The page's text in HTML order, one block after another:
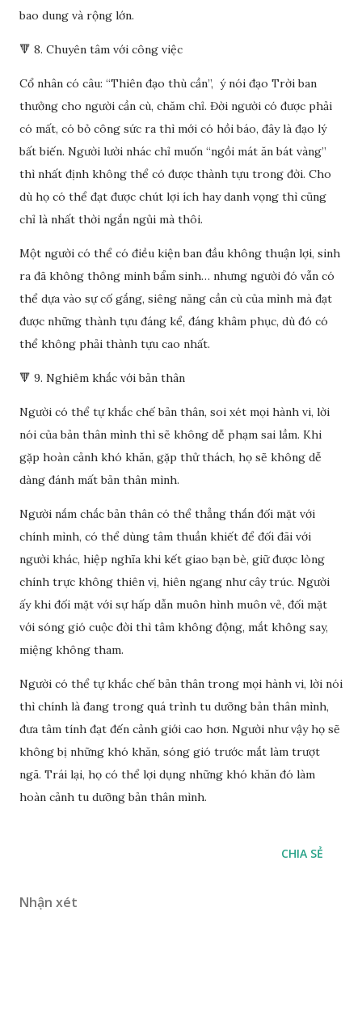
bao dung và rộng lớn.
🔻 8. Chuyên tâm với công việc
Cổ nhân có câu: “Thiên đạo thù cần”, ý nói đạo Trời ban
thưởng cho người cần cù, chăm chỉ. Đời người có được phải
có mất, có bỏ công sức ra thì mới có hồi báo, đây là đạo lý
bất biến. Người lười nhác chỉ muốn “ngồi mát ăn bát vàng”
thì nhất định không thể có được thành tựu trong đời. Cho
dù họ có thể đạt được chút lợi ích hay danh vọng thì cũng
chỉ là nhất thời ngắn ngủi mà thôi.
Một người có thể có điều kiện ban đầu không thuận lợi, sinh
ra đã không thông minh bẩm sinh… nhưng người đó vẫn có
thể dựa vào sự cố gắng, siêng năng cần cù của mình mà đạt
được những thành tựu đáng kể, đáng khâm phục, dù đó có
thể không phải thành tựu cao nhất.
🔻 9. Nghiêm khắc với bản thân
Người có thể tự khắc chế bản thân, soi xét mọi hành vi, lời
nói của bản thân mình thì sẽ không dễ phạm sai lầm. Khi
gặp hoàn cảnh khó khăn, gặp thử thách, họ sẽ không dễ
dàng đánh mất bản thân mình.
Người nắm chắc bản thân có thể thẳng thắn đối mặt với
chính mình, có thể dùng tâm thuần khiết để đối đãi với
người khác, hiệp nghĩa khi kết giao bạn bè, giữ được lòng
chính trực không thiên vị, hiên ngang như cây trúc. Người
ấy khi đối mặt với sự hấp dẫn muôn hình muôn vẻ, đối mặt
với sóng gió cuộc đời thì tâm không động, mắt không say,
miệng không tham.
Người có thể tự khắc chế bản thân trong mọi hành vi, lời nói
thì chính là đang trong quá trình tu dưỡng bản thân mình,
đưa tâm tính đạt đến cảnh giới cao hơn. Người như vậy họ sẽ
không bị những khó khăn, sóng gió trước mắt làm trượt
ngã. Trái lại, họ có thể lợi dụng những khó khăn đó làm
hoàn cảnh tu dưỡng bản thân mình.
CHIA SẺ
Nhận xét